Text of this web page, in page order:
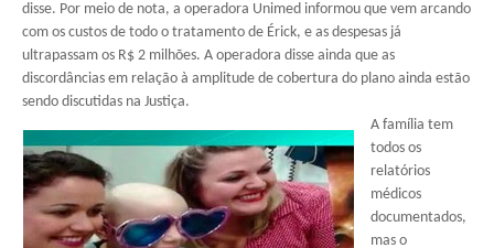
disse. Por meio de nota, a operadora Unimed informou que vem arcando
com os custos de todo o tratamento de Érick, e as despesas já
ultrapassam os R$ 2 milhões. A operadora disse ainda que as
discordâncias em relação à amplitude de cobertura do plano ainda estão
sendo discutidas na Justiça.
A família tem
todos os
relatórios
médicos
documentados,
mas o